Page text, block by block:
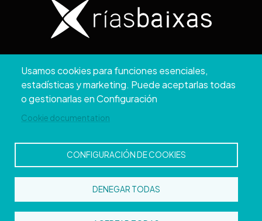
Usamos cookies para funciones esenciales,
estadísticas y marketing. Puede aceptarlas todas
o gestionarlas en Configuración
Cookie documentation
CONFIGURACIÓN DE COOKIES
DENEGAR TODAS
Copyright © 2026. Diputación de Pontevedra.
Reservados todos los derechos
Aviso
Accesibilidad Protección de